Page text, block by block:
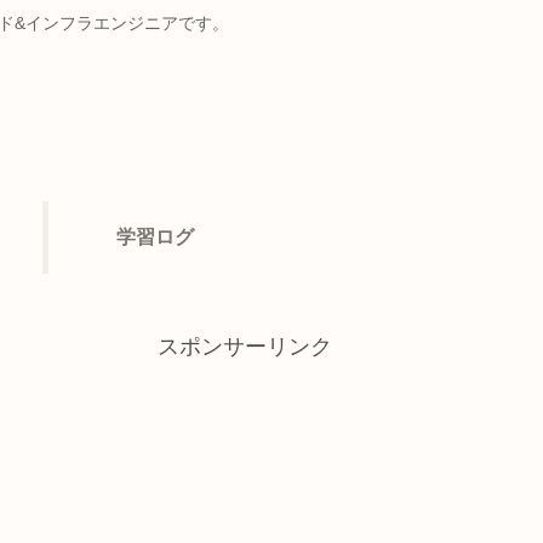
インフラエンジニアです。
学習ログ
スポンサーリンク